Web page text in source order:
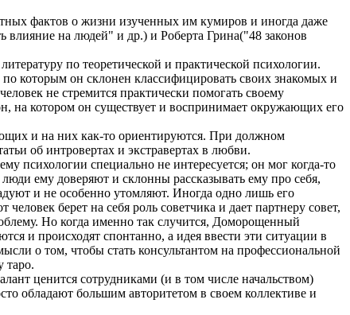
фактов о жизни изученных им кумиров и иногда даже
влияние на людей" и др.) и Роберта Грина("48 законов
по теоретической и практической психологии.
которым он склонен классифицировать своих знакомых и
не стремится практически помогать своему
на котором он существует и воспринимает окружающих его
и на них как-то ориентируются. При должном
об интровертах и экстравертах в любви.
психологии специально не интересуется; он мог когда-то
ему доверяют и склонны рассказывать ему про себя,
и не особенно утомляют. Иногда одно лишь его
берет на себя роль советчика и дает партнеру совет,
Но когда именно так случится, Доморощенный
и происходят спонтанно, а идея ввести эти ситуации в
о том, чтобы стать консультантом на профессиональной
таро.
ценится сотрудниками (и в том числе начальством)
обладают большим авторитетом в своем коллективе и